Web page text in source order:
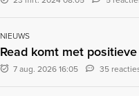
NIEUWS
Read komt met
7 aug. 2026 16:05 35